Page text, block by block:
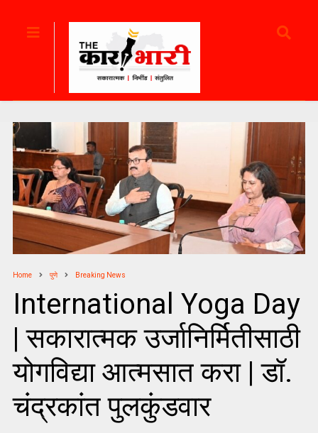
Home पुणे Breaking News
International Yoga Day
| सकारात्मक उर्जानिर्मितीसाठी
योगविद्या आत्मसात करा | डॉ.
चंद्रकांत पुलकुंडवार